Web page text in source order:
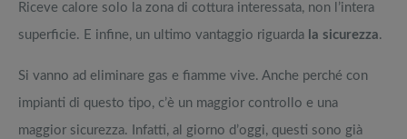
Riceve calore solo la zona di cottura interessata, non l’intera
superficie. E infine, un ultimo vantaggio riguarda la sicurezza.
Si vanno ad eliminare gas e fiamme vive. Anche perché con
impianti di questo tipo, c’è un maggior controllo e una
maggior sicurezza. Infatti, al giorno d’oggi, questi sono già